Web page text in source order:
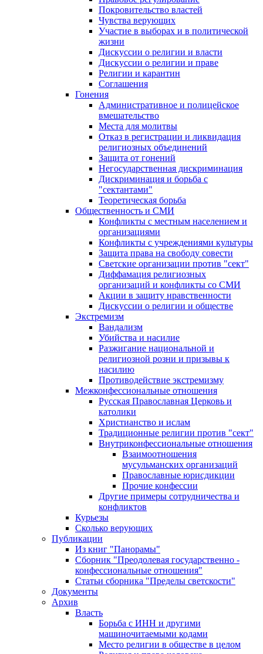
Покровительство властей
Чувства верующих
Участие в выборах и в политической
жизни
Дискуссии о религии и власти
Дискуссии о религии и праве
Религии и карантин
Соглашения
Гонения
Административное и полицейское
вмешательство
Места для молитвы
Отказ в регистрации и ликвидация
религиозных объединений
Защита от гонений
Негосударственная дискриминация
Дискриминация и борьба с
"сектантами"
Теоретическая борьба
Общественность и СМИ
Конфликты с местным населением и
организациями
Конфликты с учреждениями культуры
Защита права на свободу совести
Светские организации против "сект"
Диффамация религиозных
организаций и конфликты со СМИ
Акции в защиту нравственности
Дискуссии о религии и обществе
Экстремизм
Вандализм
Убийства и насилие
Разжигание национальной и
религиозной розни и призывы к
насилию
Противодействие экстремизму
Межконфессиональные отношения
Русская Православная Церковь и
католики
Христианство и ислам
Традиционные религии против "сект"
Внутриконфессиональные отношения
Взаимоотношения
мусульманских организаций
Православные юрисдикции
Прочие конфессии
Другие примеры сотрудничества и
конфликтов
Курьезы
Сколько верующих
Публикации
Из книг "Панорамы"
Сборник "Преодолевая государственно -
конфессиональные отношения"
Статьи сборника "Пределы светскости"
Документы
Архив
Власть
Борьба с ИНН и другими
машиночитаемыми кодами
Место религии в обществе в целом